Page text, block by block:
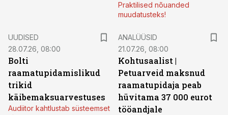
Praktilised nõuanded
muudatusteks!
UUDISED
28.07.26, 08:00
Bolti
raamatupidamislikud
trikid
käibemaksuarvestuses
Audiitor kahtlustab süsteemset
ANALÜÜSID
21.07.26, 08:00
Kohtusaalist |
Petuarveid maksnud
raamatupidaja peab
hüvitama 37 000 eurot
tööandjale